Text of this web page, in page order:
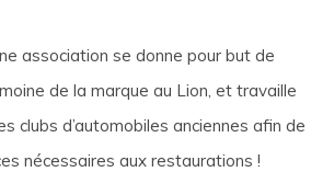
association se donne pour but de
de la marque au Lion, et travaille
clubs d’automobiles anciennes afin de
nécessaires aux restaurations !